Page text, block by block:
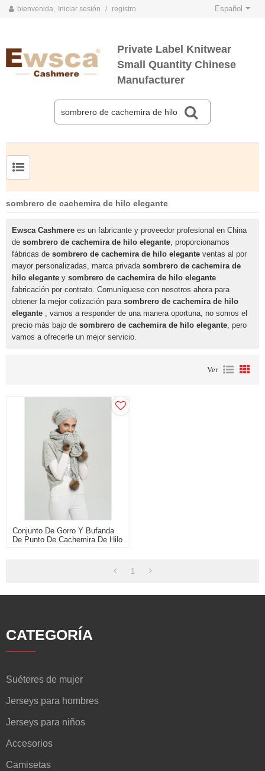
bienvenida, Iniciar sesión / registro Español
Private Label Knitwear
Small Quantity Chinese
Manufacturer
sombrero de cachemira de hilo elegante
Ewsca Cashmere es un fabricante y proveedor profesional en China
de sombrero de cachemira de hilo elegante, proporcionamos
fábricas de sombrero de cachemira de hilo elegante ventas al por
mayor personalizadas, marca privada sombrero de cachemira de
hilo elegante y sombrero de cachemira de hilo elegante
fabricación por contrato. Comuníquese con nosotros ahora para
obtener la mejor cotización para sombrero de cachemira de hilo
elegante , vamos a responder de una manera oportuna, no somos el
precio más bajo de sombrero de cachemira de hilo elegante, pero
vamos a ofrecerle un mejor servicio.
Ver
Conjunto De Gorro Y Bufanda
De Punto De Cachemira De Hilo
1
CATEGORÍA
Suéteres de mujer
Jerseys para hombres
Jerseys para niños
Accesorios
Camisetas